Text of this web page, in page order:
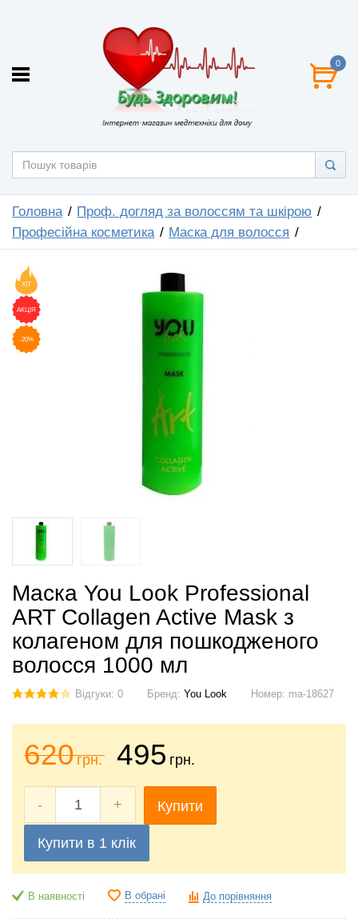
0
Головна
Проф. догляд за волоссям та шкірою
Професійна косметика
Маска для волосся
ХІТ
АКЦІЯ
-20%
Маска You Look Professional
ART Collagen Active Mask з
колагеном для пошкодженого
волосся 1000 мл
Відгуки: 0 Бренд: You Look Номер: ma-18627
620грн. 495 грн.
- + Купити
Купити в 1 клік
В наявності В обрані До порівняння